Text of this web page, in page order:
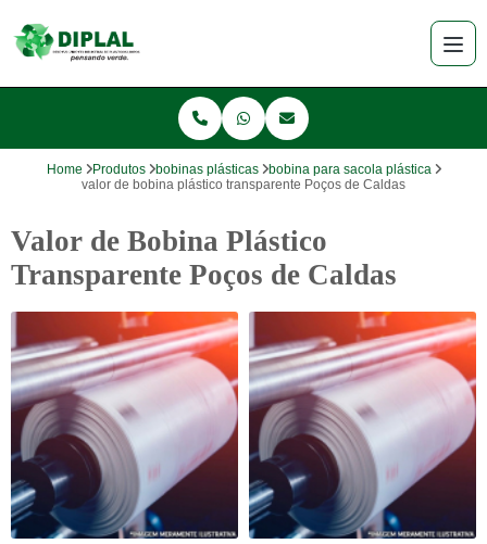
Home Produtos bobinas plásticas
bobina para sacola plástica
valor de bobina plástico transparente Poços de Caldas
Valor de Bobina Plástico
Transparente Poços de Caldas